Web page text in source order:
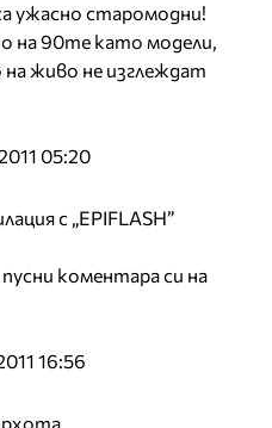
ужасно старомодни!
на 90те като модели,
живо не изглеждат
05:20
с „EPIFLASH”
коментара си на
16:56